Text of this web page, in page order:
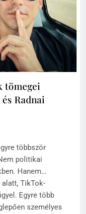
tömegei
Radnai
többször
politikai
Hanem…
TikTok-
Egyre több
személyes